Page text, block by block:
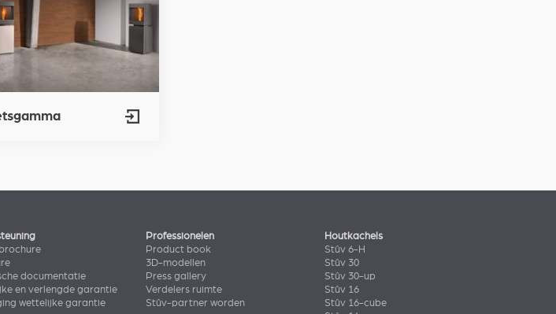
documentatie
en verlengde garantie
wettelijke garantie
Professionelen
Product book
3D-modellen
Press gallery
Verdelers ruimte
Stûv-partner worden
Houtkachels
Stûv 6-H
Stûv 30
Stûv 30-up
Stûv 16
Stûv 16-cube